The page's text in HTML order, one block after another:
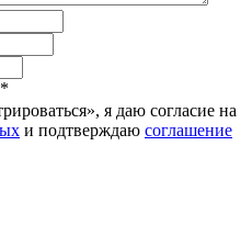
*
я даю согласие на
и подтверждаю соглашение